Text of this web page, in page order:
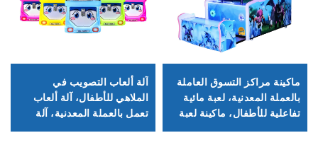
ماكينة مراكز التسوق العاملة
بالعملة المعدنية، لعبة مائية
تفاعلية للأطفال، ماكينة لعبة
آلة ألعاب التصويب في
الملاهي للأطفال، آلة ألعاب
تعمل بالعملة المعدنية، آلة